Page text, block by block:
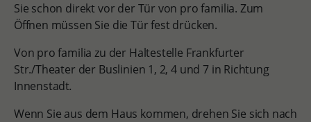
Sie schon direkt vor der Tür von pro familia. Zum
Öffnen müssen Sie die Tür fest drücken.
Von pro familia zu der Haltestelle Frankfurter
Str./Theater der Buslinien 1, 2, 4 und 7 in Richtung
Innenstadt.
Wenn Sie aus dem Haus kommen, drehen Sie sich nach